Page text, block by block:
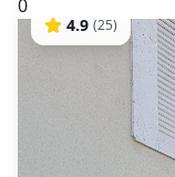
0
4.9 (25)